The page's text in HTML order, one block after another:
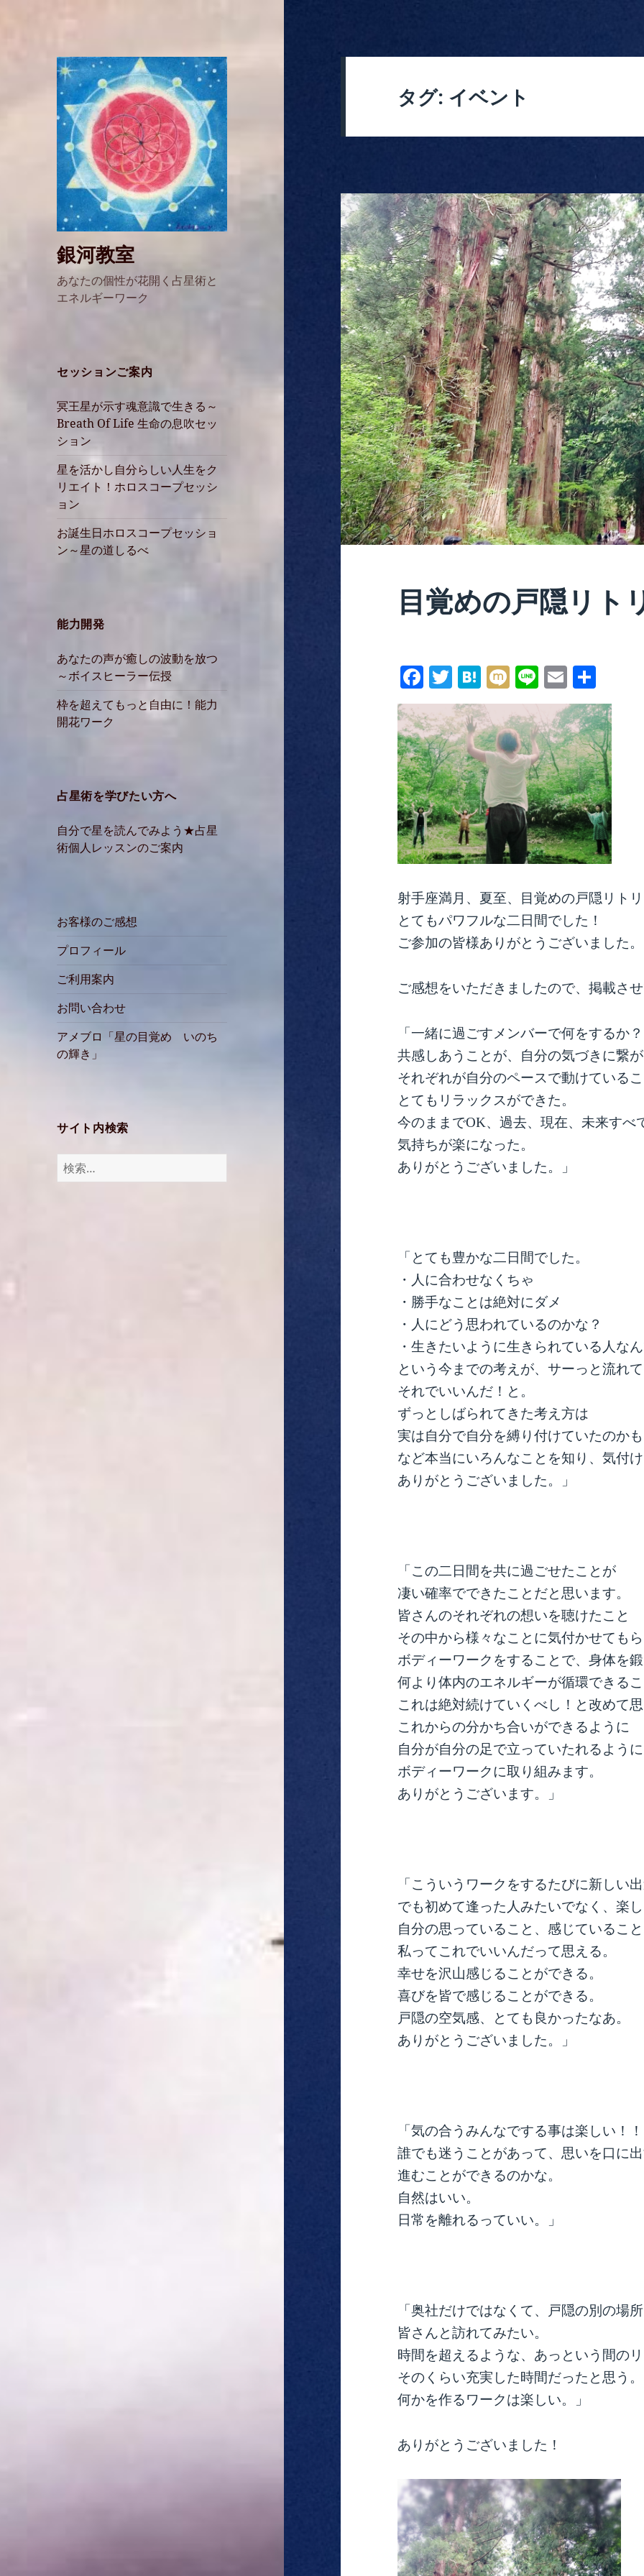
銀河教室
あなたの個性が花開く占星術と
エネルギーワーク
セッションご案内
冥王星が示す魂意識で生きる～
Breath Of Life 生命の息吹セッ
ション
星を活かし自分らしい人生をク
リエイト！ホロスコープセッシ
ョン
お誕生日ホロスコープセッショ
ン～星の道しるべ
能力開発
あなたの声が癒しの波動を放つ
～ボイスヒーラー伝授
枠を超えてもっと自由に！能力
開花ワーク
占星術を学びたい方へ
自分で星を読んでみよう★占星
術個人レッスンのご案内
お客様のご感想
プロフィール
ご利用案内
お問い合わせ
アメブロ「星の目覚め いのち
の輝き」
サイト内検索
検
索:
タグ: イベント
目覚めの戸隠リト
Fa
ce
bo
ok
T
wi
tte
r
H
at
en
a
M
ix
i
Li
ne
E
m
ail
有
射手座満月、夏至、目覚めの戸隠リト
とてもパワフルな二日間でした！
ご参加の皆様ありがとうございました。
ご感想をいただきましたので、掲載さ
「一緒に過ごすメンバーで何をするか？
共感しあうことが、自分の気づきに繋
それぞれが自分のペースで動けている
とてもリラックスができた。
今のままでOK、過去、現在、未来すべ
気持ちが楽になった。
ありがとうございました。」
「とても豊かな二日間でした。
・人に合わせなくちゃ
・勝手なことは絶対にダメ
・人にどう思われているのかな？
・生きたいように生きられている人な
という今までの考えが、サーっと流れ
それでいいんだ！と。
ずっとしばられてきた考え方は
実は自分で自分を縛り付けていたのか
など本当にいろんなことを知り、気付
ありがとうございました。」
「この二日間を共に過ごせたことが
凄い確率でできたことだと思います。
皆さんのそれぞれの想いを聴けたこと
その中から様々なことに気付かせても
ボディーワークをすることで、身体を
何より体内のエネルギーが循環できる
これは絶対続けていくべし！と改めて
これからの分かち合いができるように
自分が自分の足で立っていたれるように
ボディーワークに取り組みます。
ありがとうございます。」
「こういうワークをするたびに新しい
でも初めて逢った人みたいでなく、楽
自分の思っていること、感じているこ
私ってこれでいいんだって思える。
幸せを沢山感じることができる。
喜びを皆で感じることができる。
戸隠の空気感、とても良かったなあ。
ありがとうございました。」
「気の合うみんなでする事は楽しい！！
誰でも迷うことがあって、思いを口に
進むことができるのかな。
自然はいい。
日常を離れるっていい。」
「奥社だけではなくて、戸隠の別の場
皆さんと訪れてみたい。
時間を超えるような、あっという間の
そのくらい充実した時間だったと思う。
何かを作るワークは楽しい。」
ありがとうございました！